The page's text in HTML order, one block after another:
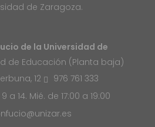
de Zaragoza.
de la Universidad de
de Educación (Planta baja)
12
976 761 333
a 14. Mié. de 17:00 a 19:00